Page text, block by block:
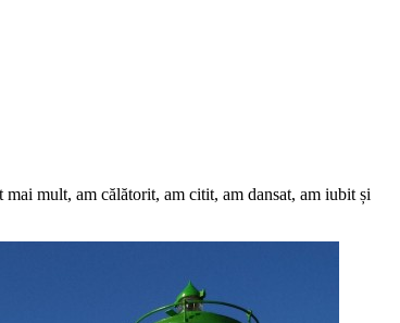
mult, am călătorit, am citit, am dansat, am iubit și